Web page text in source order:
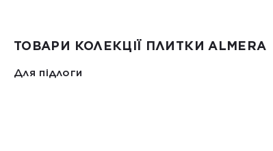
ТОВАРИ КОЛЕКЦІЇ ПЛИТКИ ALMERA
Для підлоги